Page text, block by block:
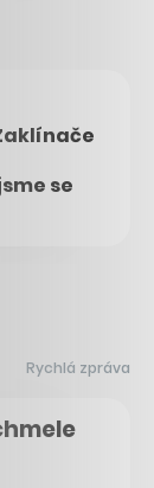
se
Rychlá zpráva